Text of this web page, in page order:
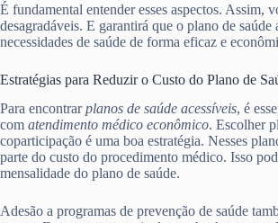
É fundamental entender esses aspectos. Assim,
desagradáveis. E garantirá que o plano de saúde
necessidades de saúde de forma eficaz e
Estratégias para Reduzir o Custo do Plano de
Para encontrarplanos de saúde acessíveis, é
com atendimento médico econômico. Escolher
coparticipação é uma boa estratégia. Nesses
parte do custo do procedimento médico. Isso
mensalidade do plano de saúde.
Adesão a programas de prevenção de saúde